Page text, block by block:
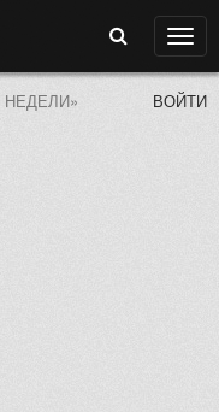
Поиск
НЕДЕЛИ» ВОЙТИ